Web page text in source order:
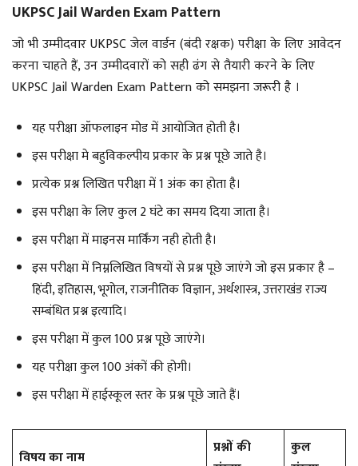
UKPSC Jail Warden Exam Pattern
जो भी उम्मीदवार UKPSC जेल वार्डन (बंदी रक्षक) परीक्षा के लिए आवेदन
करना चाहते हैं, उन उम्मीदवारों को सही ढंग से तैयारी करने के लिए
UKPSC Jail Warden Exam Pattern को समझना जरूरी है ।
यह परीक्षा ऑफलाइन मोड में आयोजित होती है।
इस परीक्षा मे बहुविकल्पीय प्रकार के प्रश्न पूछे जाते है।
प्रत्येक प्रश्न लिखित परीक्षा में 1 अंक का होता है।
इस परीक्षा के लिए कुल 2 घंटे का समय दिया जाता है।
इस परीक्षा में माइनस मार्किंग नही होती है।
इस परीक्षा में निम्नलिखित विषयों से प्रश्न पूछे जाएंगे जो इस प्रकार है –
हिंदी, इतिहास, भूगोल, राजनीतिक विज्ञान, अर्थशास्त्र, उत्तराखंड राज्य
सम्बंधित प्रश्न इत्यादि।
इस परीक्षा में कुल 100 प्रश्न पूछे जाएंगे।
यह परीक्षा कुल 100 अंकों की होगी।
इस परीक्षा में हाईस्कूल स्तर के प्रश्न पूछे जाते हैं।
विषय का नाम
प्रश्नों की
कुल